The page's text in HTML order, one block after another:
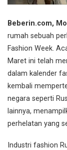
Beberin.com,
rumah sebuah
Fashion Week.
Maret ini telah
dalam kalender
kembali
negara seperti
lainnya,
perhelatan yang
Industri fashion